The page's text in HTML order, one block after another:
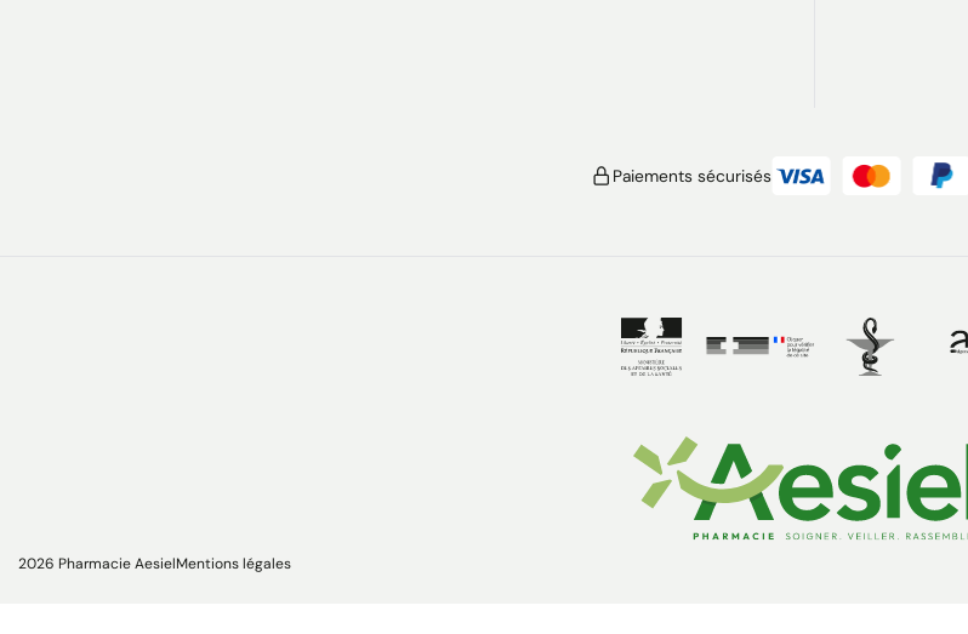
Paiements sécurisés
2026 Pharmacie AesielMentions légales